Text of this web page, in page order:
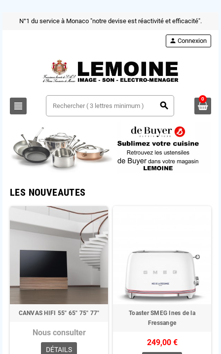
N°1 du service à Monaco "notre devise est réactivité et efficacité".
view_headline search
person Connexion
0
LES NOUVEAUTES
CANVAS HIFI 55" 65" 75" 77"
Nous consulter
DÉTAILS
Toaster SMEG Ines de la
Fressange
249,00 €